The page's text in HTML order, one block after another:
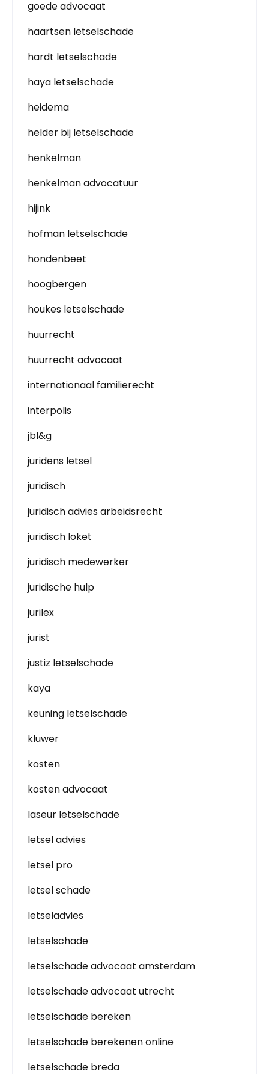
goede advocaat
haartsen letselschade
hardt letselschade
haya letselschade
heidema
helder bij letselschade
henkelman
henkelman advocatuur
hijink
hofman letselschade
hondenbeet
hoogbergen
houkes letselschade
huurrecht
huurrecht advocaat
internationaal familierecht
interpolis
jbl&g
juridens letsel
juridisch
juridisch advies arbeidsrecht
juridisch loket
juridisch medewerker
juridische hulp
jurilex
jurist
justiz letselschade
kaya
keuning letselschade
kluwer
kosten
kosten advocaat
laseur letselschade
letsel advies
letsel pro
letsel schade
letseladvies
letselschade
letselschade advocaat amsterdam
letselschade advocaat utrecht
letselschade bereken
letselschade berekenen online
letselschade breda